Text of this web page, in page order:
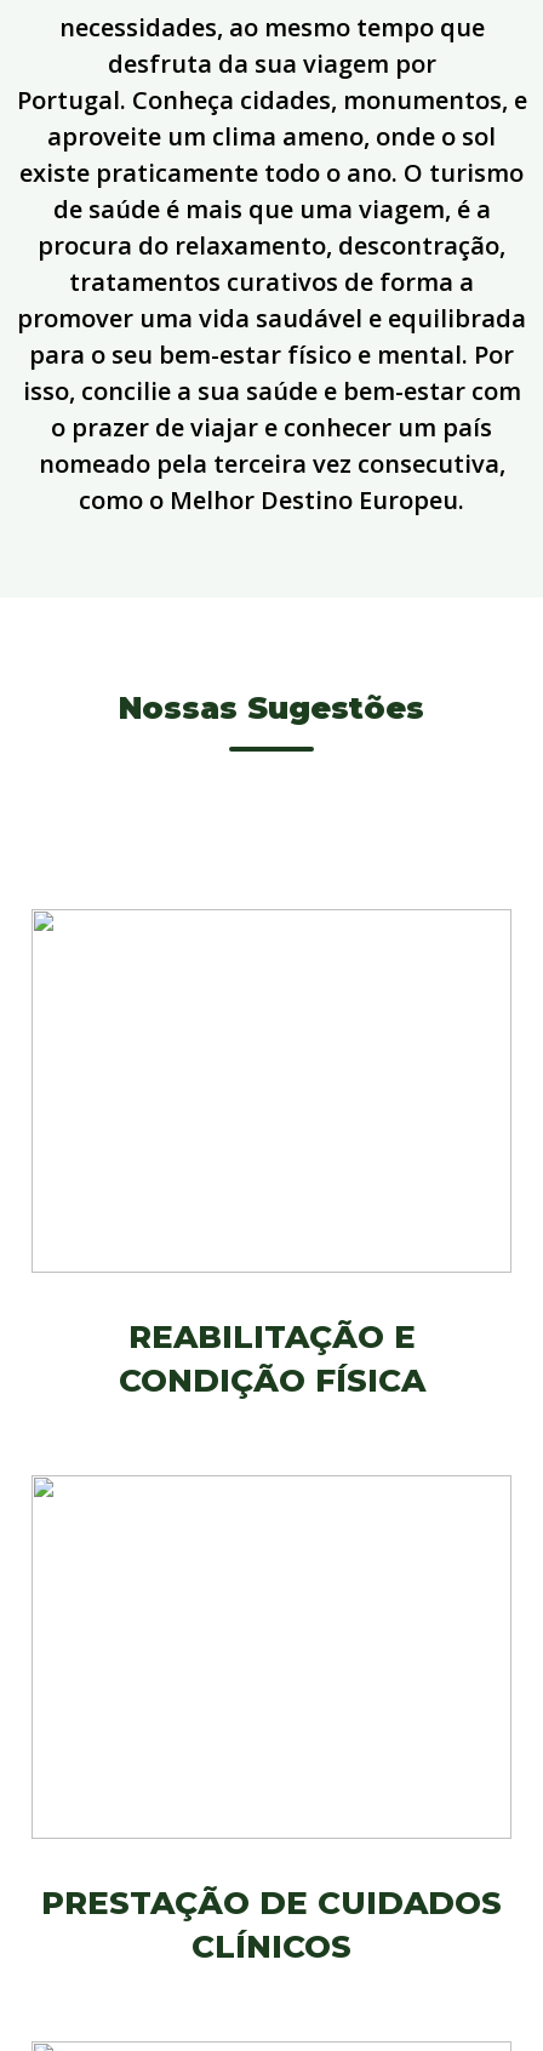
necessidades, ao mesmo tempo que
desfruta da sua viagem por
Portugal. Conheça cidades, monumentos, e
aproveite um clima ameno, onde o sol
existe praticamente todo o ano. O turismo
de saúde é mais que uma viagem, é a
procura do relaxamento, descontração,
tratamentos curativos de forma a
promover uma vida saudável e equilibrada
para o seu bem-estar físico e mental. Por
isso, concilie a sua saúde e bem-estar com
o prazer de viajar e conhecer um país
nomeado pela terceira vez consecutiva,
como o Melhor Destino Europeu.
Nossas Sugestões
REABILITAÇÃO E
CONDIÇÃO FÍSICA
PRESTAÇÃO DE CUIDADOS
CLÍNICOS